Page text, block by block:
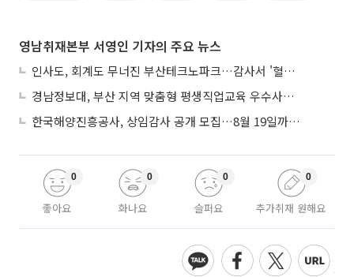
영남취재본부 서영인 기자의 주요 뉴스
인사도, 회계도 무너진 부산테크노파크…감사서 '혈세 유용·인사 뒤집기' 적발
경남정보대, 부산 지역 맞춤형 평생직업교육 우수사례로 혁신 주도
한국해양진흥공사, 상임감사 공개 모집…8월 19일까지 접수
좋아요
0
화나요
0
슬퍼요
0
추가취재 원해요
0